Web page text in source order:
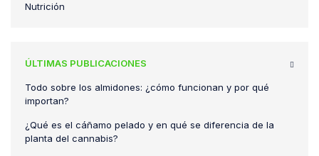
Nutrición
ÚLTIMAS PUBLICACIONES
Todo sobre los almidones: ¿cómo funcionan y por qué
importan?
¿Qué es el cáñamo pelado y en qué se diferencia de la
planta del cannabis?